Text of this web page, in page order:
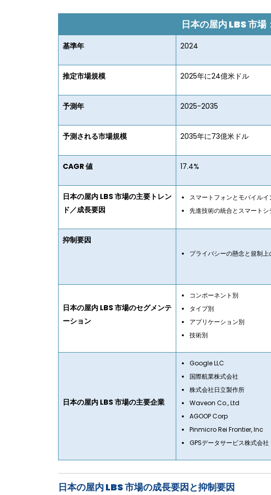
日本の屋内 LBS 市場
基準年 2024
推定市場規模 2025年に24億米ドル
予測年 2025-2035
予測される市場規模 2035年に73億米ドル
CAGR 値 17.4%
日本の屋内 LBS 市場の主要トレン
ド／成長要因
スマートフォンとモバイル
先進技術の統合とスマートシ
抑制要因
プライバシーの懸念と規制上
日本の屋内 LBS 市場のセグメンテ
ーション
コンポーネント別
タイプ別
アプリケーション別
技術別
日本の屋内 LBS 市場の主要企業
Google LLC
国際航業株式会社
株式会社日立製作所
Waveon Co., Ltd
AGOOP Corp
Pinmicro Rei Frontier, Inc
GPSデータサービス株式会社
日本の屋内 LBS 市場の成長要因と抑制要因